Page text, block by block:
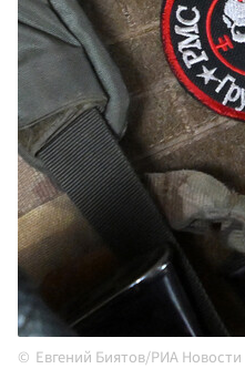
Евгений Биятов/РИА Новости